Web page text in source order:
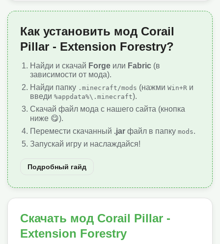
Как установить мод Corail
Pillar - Extension Forestry?
Найди и скачай Forge или Fabric (в
зависимости от мода).
Найди папку .minecraft/mods (нажми Win+R и
введи %appdata%\.minecraft).
Скачай файл мода с нашего сайта (кнопка
ниже 😋).
Перемести скачанный .jar файл в папку mods.
Запускай игру и наслаждайся!
Подробный гайд
Скачать мод Corail Pillar -
Extension Forestry